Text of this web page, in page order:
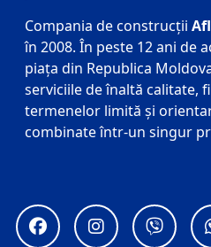
Compania de construcții
în 2008. În peste 12 ani de
piața din Republica
serviciile de înaltă calitate,
termenelor limită și
combinate într-un singur